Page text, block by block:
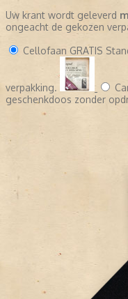
Uw krant wordt geleverd
ongeacht de gekozen
Cellofaan GRATIS
verpakking.
geschenkdoos zonder